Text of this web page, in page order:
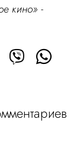
кино» -